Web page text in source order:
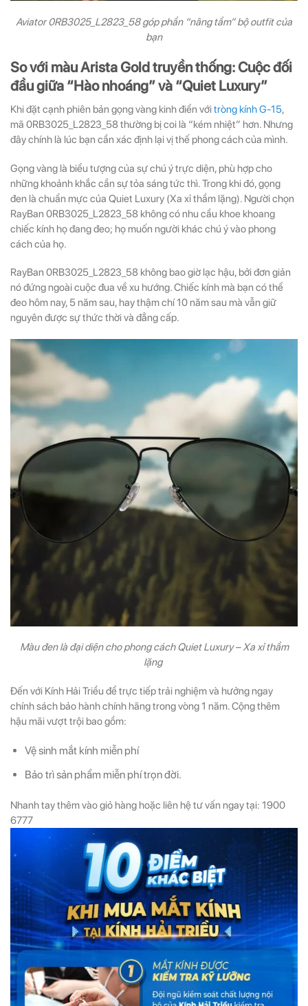
Aviator 0RB3025_L2823_58 góp phần “nâng tầm” bộ outfit của
bạn
So với màu Arista Gold truyền thống: Cuộc đối
đầu giữa “Hào nhoáng” và “Quiet Luxury”
Khi đặt cạnh phiên bản gọng vàng kinh điển vớitròng kính G-15,
mã 0RB3025_L2823_58 thường bị coi là “kém nhiệt” hơn. Nhưng
đây chính là lúc bạn cần xác định lại vị thế phong cách của mình.
Gọng vàng là biểu tượng của sự chú ý trực diện, phù hợp cho
những khoảnh khắc cần sự tỏa sáng tức thì. Trong khi đó, gọng
đen là chuẩn mực của Quiet Luxury (Xa xỉ thầm lặng). Người chọn
RayBan 0RB3025_L2823_58 không có nhu cầu khoe khoang
chiếc kính họ đang đeo; họ muốn người khác chú ý vào phong
cách của họ.
RayBan 0RB3025_L2823_58 không bao giờ lạc hậu, bởi đơn giản
nó đứng ngoài cuộc đua về xu hướng. Chiếc kính mà bạn có thể
đeo hôm nay, 5 năm sau, hay thậm chí 10 năm sau mà vẫn giữ
nguyên được sự thức thời và đẳng cấp.
Màu đen là đại diện cho phong cách Quiet Luxury – Xa xỉ thầm
lặng
Đến với Kính Hải Triều để trực tiếp trải nghiệm và hưởng ngay
chính sách bảo hành chính hãng trong vòng 1 năm. Cộng thêm
hậu mãi vượt trội bao gồm:
Vệ sinh mắt kính miễn phí
Bảo trì sản phẩm miễn phí trọn đời.
Nhanh tay thêm vào giỏ hàng hoặc liên hệ tư vấn ngay tại: 1900
6777